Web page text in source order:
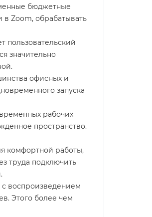
бюджетные
Zoom, обрабатывать
пользовательский
значительно
офисных и
запуска
рабочих
пространство.
комфортной работы,
труда подключить
с воспроизведением
Этого более чем